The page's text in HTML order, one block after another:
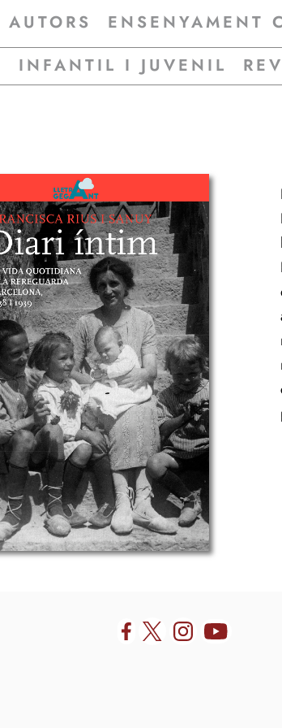
AUTORS ENSENYAMENT
INFANTIL I JUVENIL